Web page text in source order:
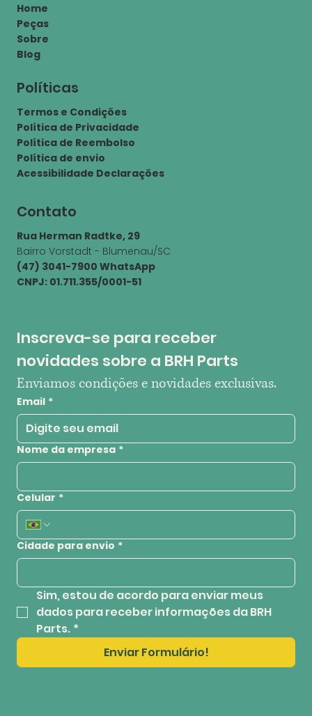
Home
Peças
Sobre
Blog
Políticas
Termos e Condições
Política de Privacidade
Política de Reembolso
Política de envio
Acessibilidade Declarações
Contato
Rua Herman Radtke, 29
Bairro Vorstadt - Blumenau/SC
(47) 3041-7900 WhatsApp
CNPJ: 01.711.355/0001-51
Inscreva-se para receber
novidades sobre a BRH Parts
Enviamos condições e novidades exclusivas.
Email *
Nome da empresa *
Celular *
Cidade para envio *
Sim, estou de acordo para enviar meus
dados para receber informações da BRH
Parts. *
Enviar Formulário!